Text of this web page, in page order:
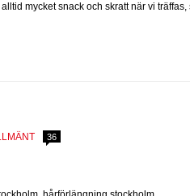
mycket snack och skratt när vi
36